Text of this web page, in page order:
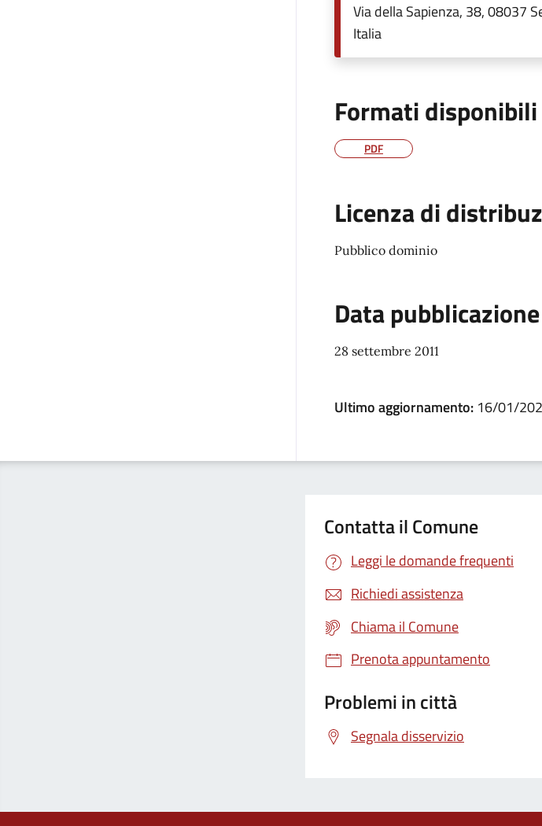
Via della Sapienza, 38, 08037
Italia
Formati disponibili
PDF
Licenza di
Pubblico dominio
Data pubblicazione
28 settembre 2011
Ultimo aggiornamento: 16/01/
Contatta il Comune
Leggi le domande frequenti
Richiedi assistenza
Chiama il Comune
Prenota appuntamento
Problemi in città
Segnala disservizio